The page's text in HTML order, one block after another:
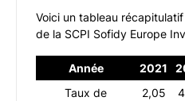
Voici un tableau
de la SCPI Sofidy Europe
Année 2021
Taux de
2,05